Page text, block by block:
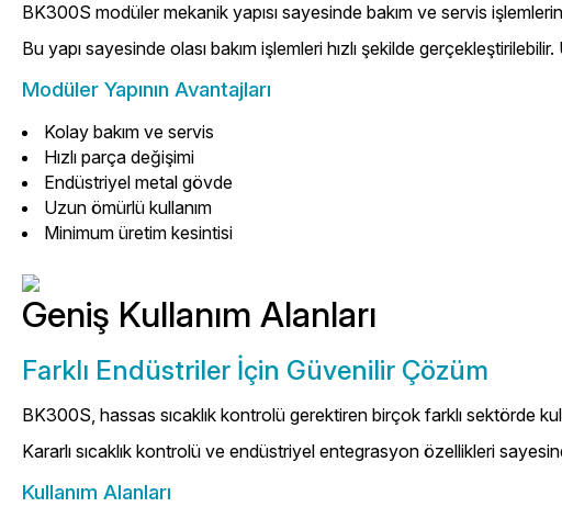
BK300S modüler mekanik yapısı sayesinde bakım ve servis
Bu yapı sayesinde olası bakım işlemleri hızlı şekilde
Modüler Yapının Avantajları
Kolay bakım ve servis
Hızlı parça değişimi
Endüstriyel metal gövde
Uzun ömürlü kullanım
Minimum üretim kesintisi
Geniş Kullanım Alanları
Farklı Endüstriler İçin Güvenilir Çözüm
BK300S, hassas sıcaklık kontrolü gerektiren birçok farklı sektörde
Kararlı sıcaklık kontrolü ve endüstriyel entegrasyon özellikleri
Kullanım Alanları